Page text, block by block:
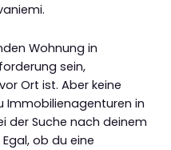
Wohnung in
sein,
Ort ist. Aber keine
Immobilienagenturen in
der Suche nach deinem
ob du eine